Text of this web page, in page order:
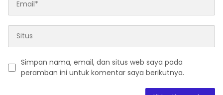
Simpan nama, email, dan situs web saya pada
peramban ini untuk komentar saya berikutnya.